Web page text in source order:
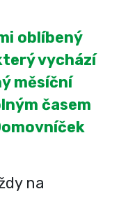
oblíbený
vychází
měsíční
časem
na